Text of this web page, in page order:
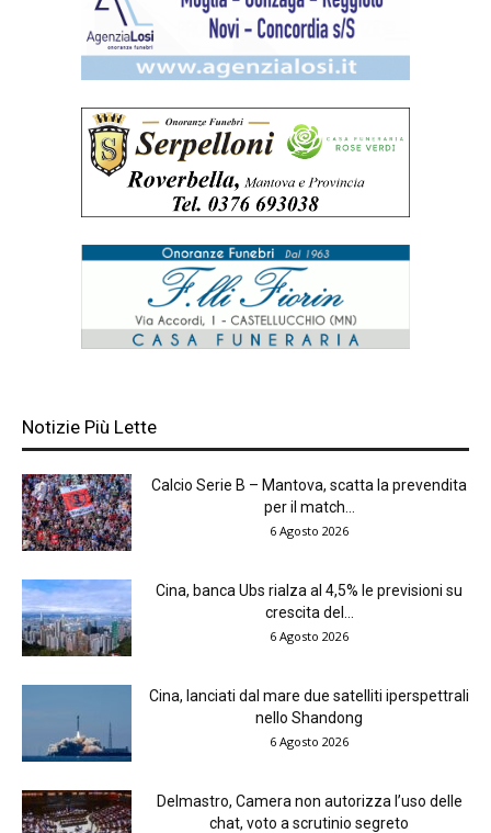
Notizie Più Lette
Calcio Serie B – Mantova, scatta la prevendita
per il match...
6 Agosto 2026
Cina, banca Ubs rialza al 4,5% le previsioni su
crescita del...
6 Agosto 2026
Cina, lanciati dal mare due satelliti iperspettrali
nello Shandong
6 Agosto 2026
Delmastro, Camera non autorizza l’uso delle
chat, voto a scrutinio segreto